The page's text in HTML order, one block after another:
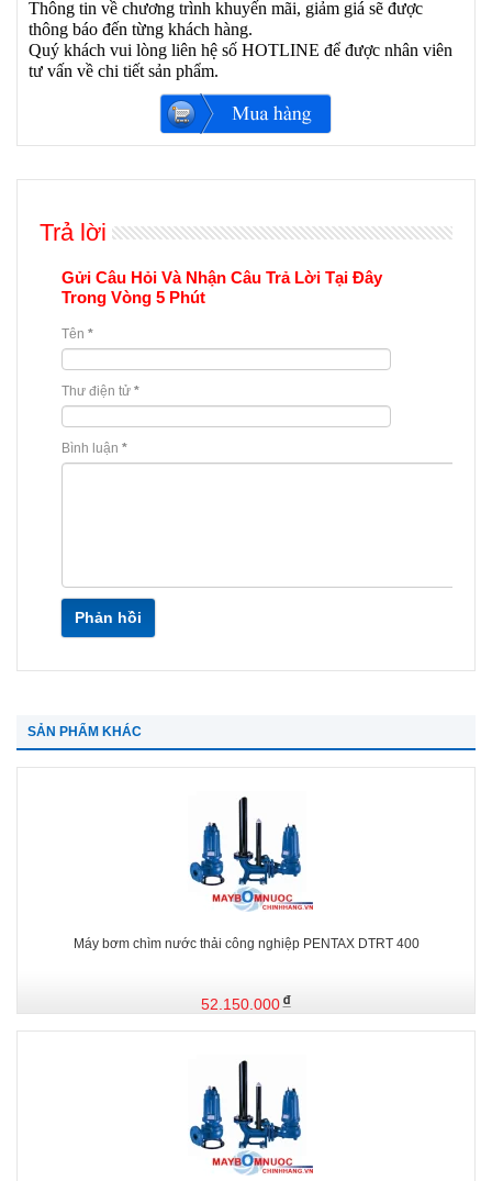
Thông tin về chương trình khuyến mãi, giảm giá sẽ được
thông báo đến từng khách hàng.
Quý khách vui lòng liên hệ số HOTLINE để được nhân viên
tư vấn về chi tiết sản phẩm.
Trả lời
Gửi Câu Hỏi Và Nhận Câu Trả Lời Tại Đây
Trong Vòng 5 Phút
Tên *
Thư điện tử *
Bình luận *
Phản hồi
SẢN PHẨM KHÁC
Máy bơm chìm nước thải công nghiệp PENTAX DTRT 400
52.150.000